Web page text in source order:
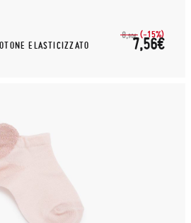
ELASTICIZZATO
8,90€ (-15%)
7,56€